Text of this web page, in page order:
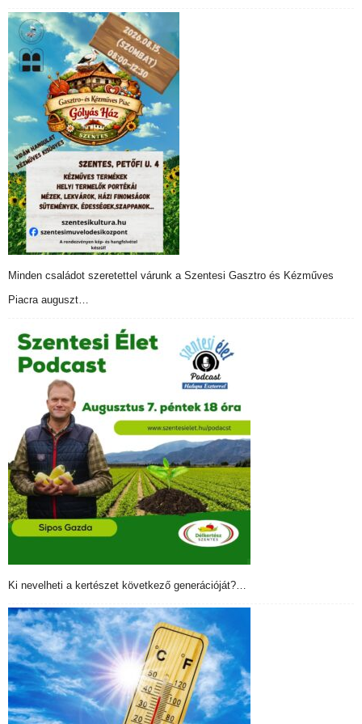
Minden családot szeretettel várunk a Szentesi Gasztro és Kézműves
Piacra auguszt…
Ki nevelheti a kertészet következő generációját?…